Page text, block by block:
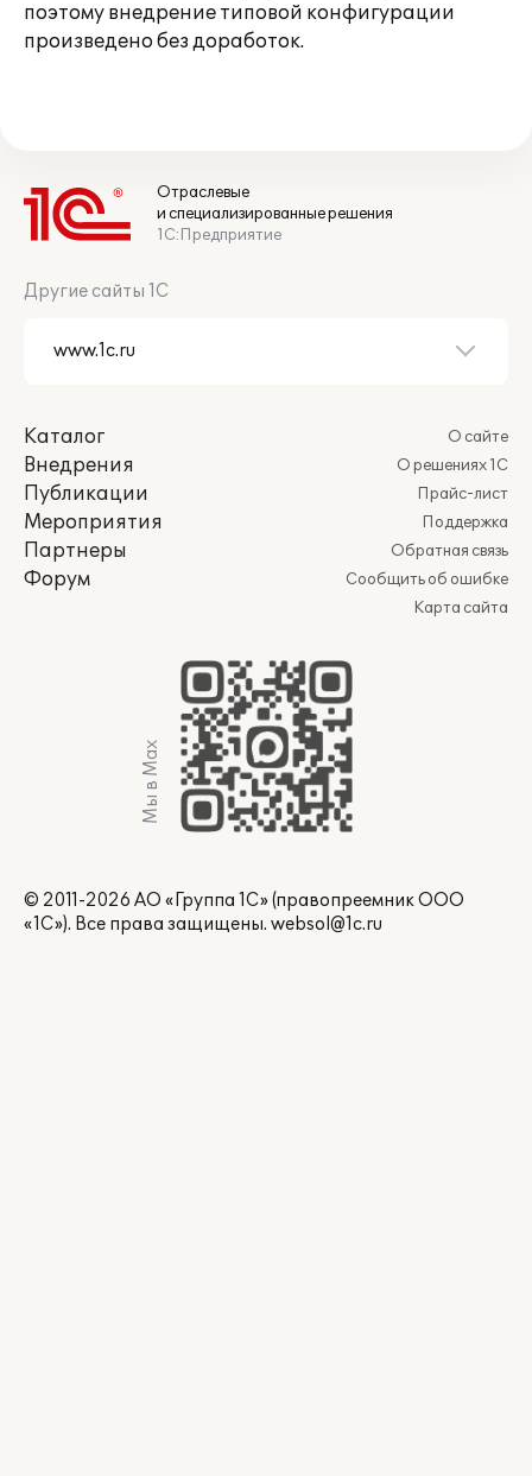
поэтому внедрение типовой конфигурации
произведено без доработок.
Отраслевые
и специализированные решения
1С:Предприятие
Другие сайты 1С
Каталог
Внедрения
Публикации
Мероприятия
Партнеры
Форум
О сайте
О решениях 1С
Прайс-лист
Поддержка
Обратная связь
Сообщить об ошибке
Карта сайта
Мы в Max
© 2011-2026 АО «Группа 1С» (правопреемник ООО
«1С»). Все права защищены. websol@1c.ru